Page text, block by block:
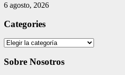
6 agosto, 2026
Categories
Categories
Sobre Nosotros